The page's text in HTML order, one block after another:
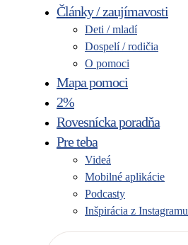
Články / zaujímavosti
Deti / mladí
Dospelí / rodičia
O pomoci
Mapa pomoci
2%
Rovesnícka poradňa
Pre teba
Videá
Mobilné aplikácie
Podcasty
Inšpirácia z Instagramu